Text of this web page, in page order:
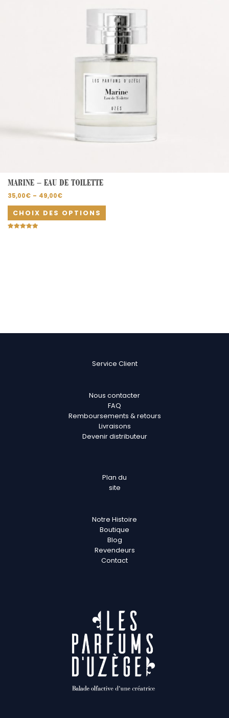
MARINE – EAU DE TOILETTE
35,00€ – 49,00€
CHOIX DES OPTIONS
options
peuvent
être
choisies
sur
la
du
produit
Service Client
Nous contacter
FAQ
Remboursements & retours
Livraisons
Devenir distributeur
Plan du
site
Notre Histoire
Boutique
Blog
Revendeurs
Contact